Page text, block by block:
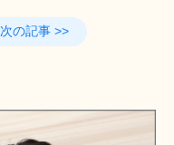
次の記事 >>